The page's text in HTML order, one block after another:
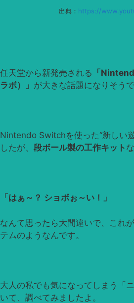
出典： https://
任天堂から新発売される 「
ラボ）」 が大きな話題になりそうで
Nintendo Switchを使った“新しい
したが、 段ボール製の工作キット
「はぁ～？ ショボぉ～い！」
なんて思ったら大間違いで、これ
テムのようなんです。
大人の私でも気になってしまう「
いて、調べてみましたよ。